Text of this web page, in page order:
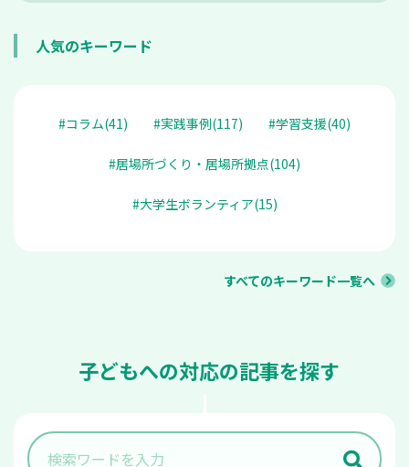
人気のキーワード
#コラム(41) #実践事例(117) #学習支援(40)
#居場所づくり・居場所拠点(104)
#大学生ボランティア(15)
すべてのキーワード一覧へ
子どもへの対応の記事を探す